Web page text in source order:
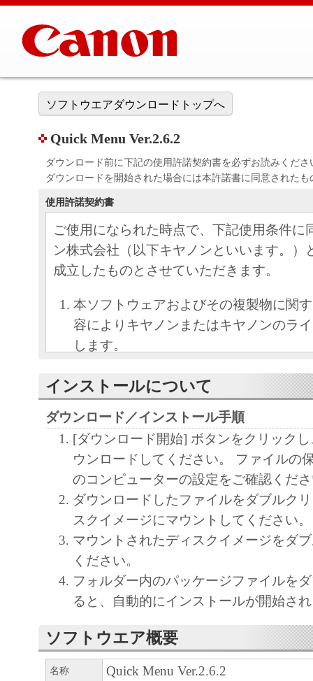
ソフトウエアダウンロードトップへ
Quick Menu Ver.2.6.2
ダウンロード前に下記の使用許諾契約書を必ずお読みくださ
ダウンロードを開始された場合には本許諾書に同意された
使用許諾契約書
ご使用になられた時点で、下記使用条件に
ン株式会社（以下キヤノンといいます。）
成立したものとさせていただきます。
本ソフトウェアおよびその複製物に関
容によりキヤノンまたはキヤノンのラ
します。
といいます。）に対し、本ソフトウェ
独占的権利を許諾します。
ユーザーは、本ソフトウェアの全部ま
改変、リバース・エンジニアリング、
は逆アセンブル等することはできませ
キヤノン、キヤノンマーケティングジ
よびキヤノンのライセンサーは、本ソ
ザーの特定の目的のために適当である
用であること、または本ソフトウェア
と、その他本ソフトウェアに関してい
しません。
キヤノン、キヤノンマーケティングジ
よびキヤノンのライセンサーは、本ソ
に付随または関連して生ずる直接的ま
インストールについて
ダウンロード／インストール手順
[ダウンロード開始] ボタンをクリック
ウンロードしてください。 ファイルの
のコンピューターの設定をご確認くだ
ダウンロードしたファイルをダブルク
スクイメージにマウントしてください。
マウントされたディスクイメージをダ
ください。
フォルダー内のパッケージファイルを
ると、自動的にインストールが開始さ
ソフトウエア概要
名称 Quick Menu Ver.2.6.2